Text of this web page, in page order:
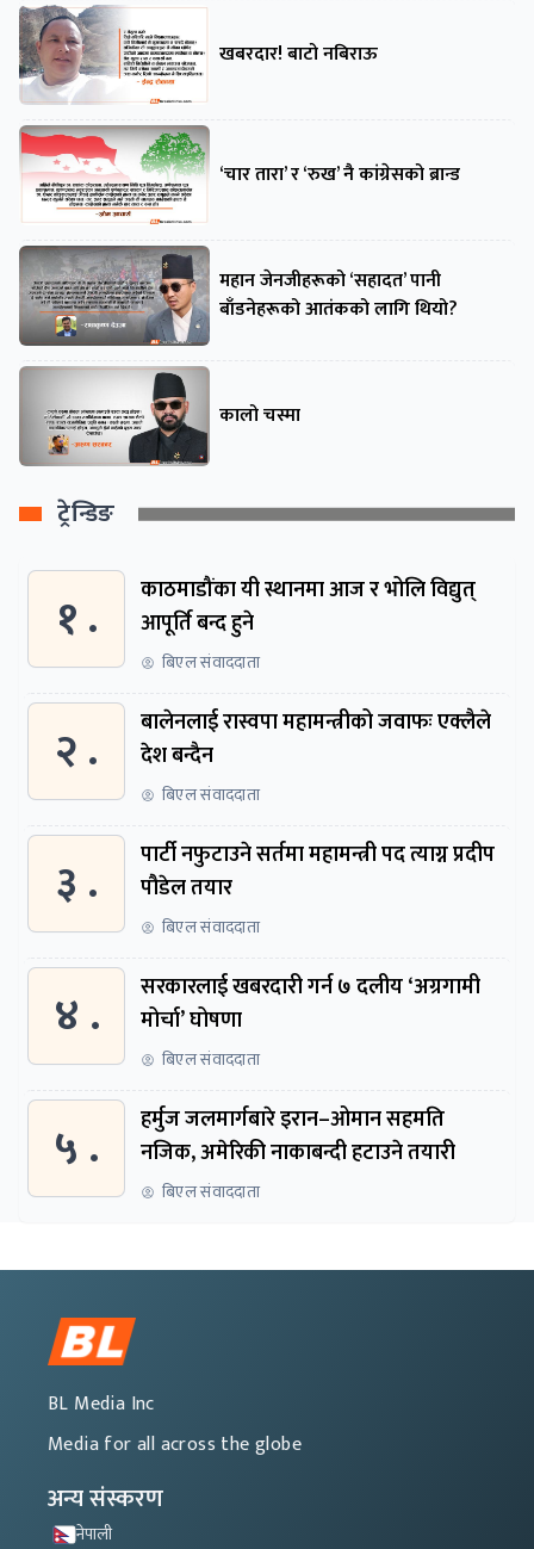
खबरदार! बाटो नबिराऊ
‘चार तारा’ र ‘रुख’ नै कांग्रेसको ब्रान्ड
महान जेनजीहरूको ‘सहादत’ पानी
बाँडनेहरूको आतंकको लागि थियो?
कालो चस्मा
ट्रेन्डिङ
१ .
काठमाडौंका यी स्थानमा आज र भोलि विद्युत्
आपूर्ति बन्द हुने
बिएल संवाददाता
२ .
बालेनलाई रास्वपा महामन्त्रीको जवाफः एक्लैले
देश बन्दैन
बिएल संवाददाता
३ .
पार्टी नफुटाउने सर्तमा महामन्त्री पद त्याग्न प्रदीप
पौडेल तयार
बिएल संवाददाता
४ .
सरकारलाई खबरदारी गर्न ७ दलीय ‘अग्रगामी
मोर्चा’ घोषणा
बिएल संवाददाता
५ .
हर्मुज जलमार्गबारे इरान–ओमान सहमति
नजिक, अमेरिकी नाकाबन्दी हटाउने तयारी
बिएल संवाददाता
BL Media Inc
Media for all across the globe
अन्य संस्करण
नेपाली